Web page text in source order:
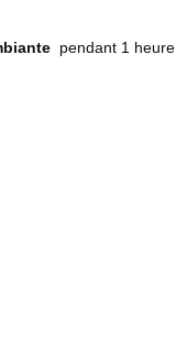
pendant 1 heure